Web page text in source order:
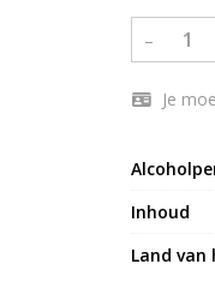
–
Inhoud
Land van